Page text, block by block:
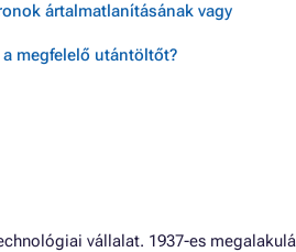
ártalmatlanításának vagy
megfelelő utántöltőt?
vállalat. 1937-es